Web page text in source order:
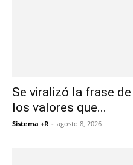
Se viralizó la frase
los valores que...
Sistema +R - agosto 8, 2026